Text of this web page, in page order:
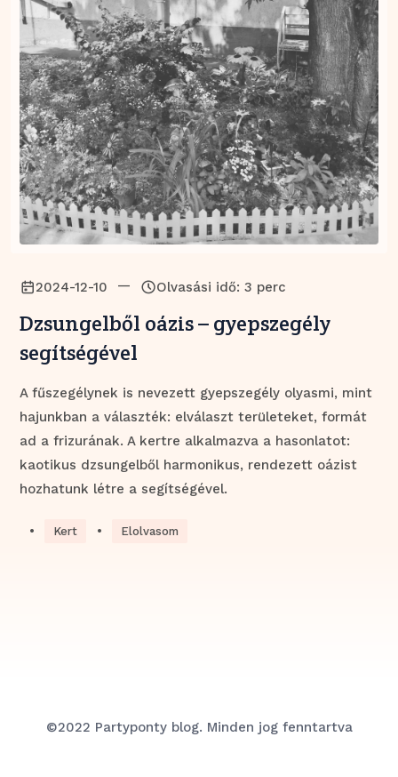
2024-12-10 — Olvasási idő: 3 perc
Dzsungelből oázis – gyepszegély
segítségével
A fűszegélynek is nevezett gyepszegély olyasmi, mint
hajunkban a választék: elválaszt területeket, formát
ad a frizurának. A kertre alkalmazva a hasonlatot:
kaotikus dzsungelből harmonikus, rendezett oázist
hozhatunk létre a segítségével.
• Kert • Elolvasom
©2022 Partyponty blog. Minden jog fenntartva